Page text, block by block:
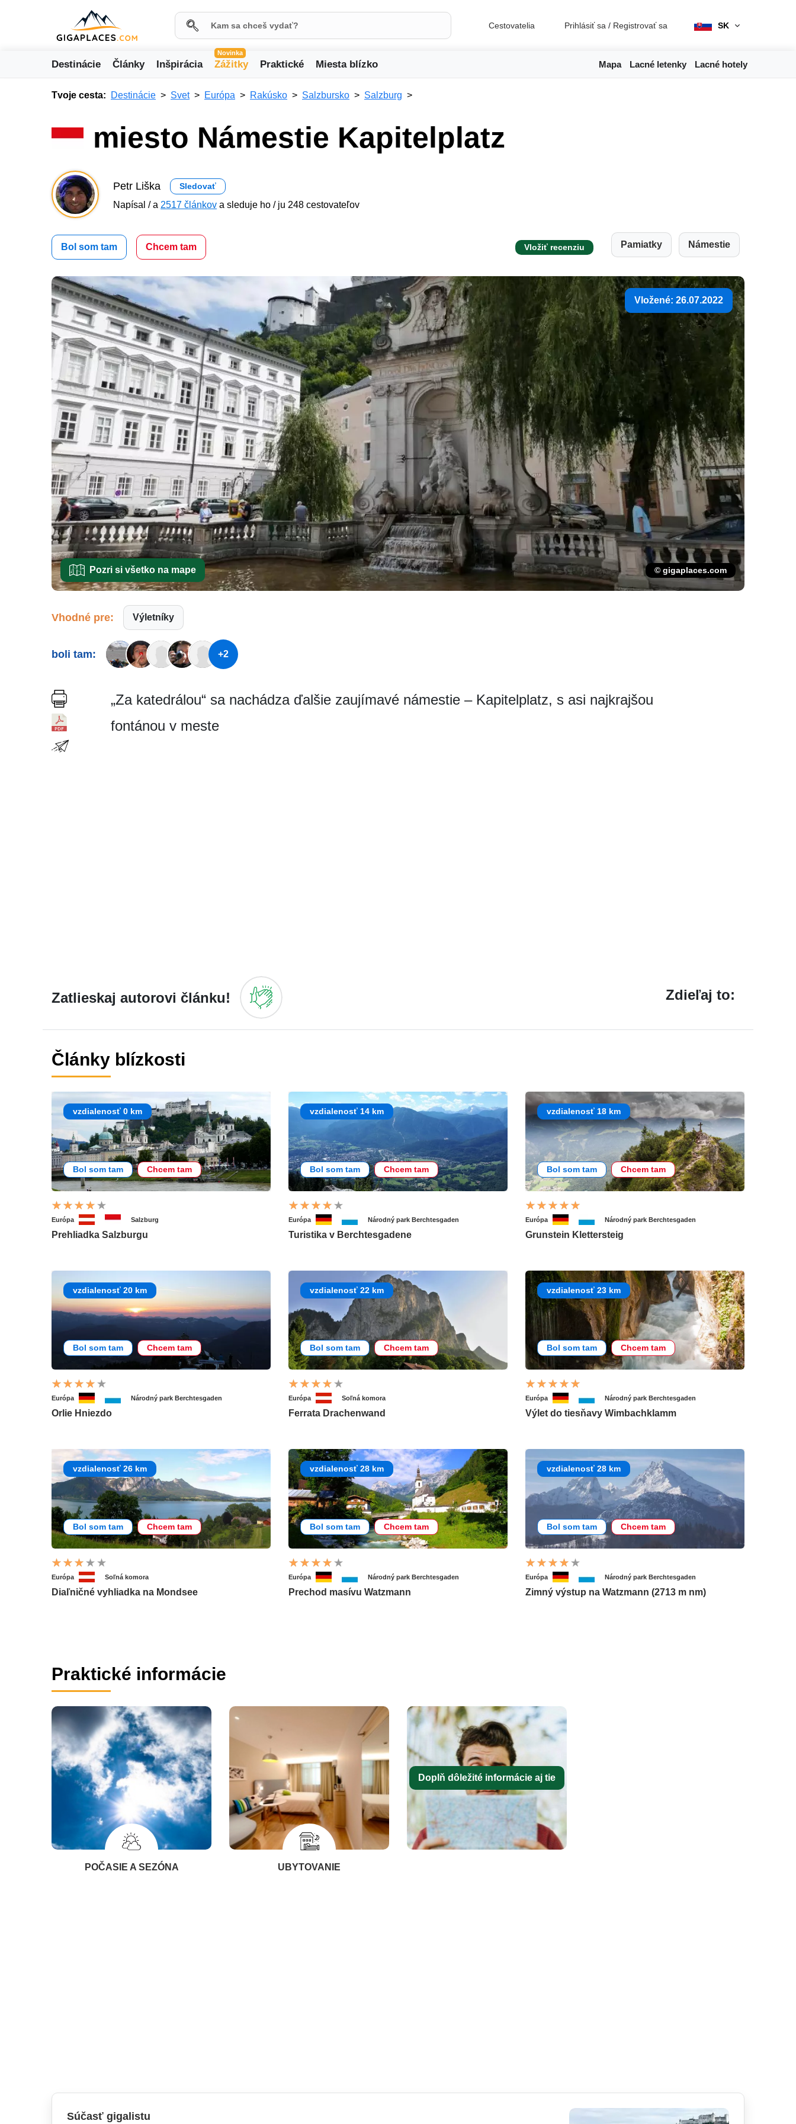
Cestovatelia Prihlásiť sa / Registrovať sa SK
Destinácie Články Inšpirácia
Novinka
Zážitky Praktické Miesta blízko Mapa Lacné letenky Lacné hotely
Tvoje cesta: Destinácie Svet Európa Rakúsko Salzbursko Salzburg
miesto Námestie Kapitelplatz
Petr Liška Sledovať
Napísal / a 2517 článkov a sleduje ho / ju 248 cestovateľov
Bol som tam Chcem tam Vložiť recenziu Pamiatky Námestie
Vložené: 26.07.2022
Pozri si všetko na mape © gigaplaces.com
Vhodné pre: Výletníky
boli tam: +2
„Za katedrálou“ sa nachádza ďalšie zaujímavé námestie – Kapitelplatz, s asi najkrajšou
fontánou v meste
Zatlieskaj autorovi článku! Zdieľaj to:
Články blízkosti
vzdialenosť 0 km
Bol som tam Chcem tam
Európa Salzburg
Prehliadka Salzburgu
vzdialenosť 14 km
Bol som tam Chcem tam
Európa Národný park Berchtesgaden
Turistika v Berchtesgadene
vzdialenosť 18 km
Bol som tam Chcem tam
Európa Národný park Berchtesgaden
Grunstein Klettersteig
vzdialenosť 20 km
Bol som tam Chcem tam
Európa Národný park Berchtesgaden
Orlie Hniezdo
vzdialenosť 22 km
Bol som tam Chcem tam
Európa Soľná komora
Ferrata Drachenwand
vzdialenosť 23 km
Bol som tam Chcem tam
Európa Národný park Berchtesgaden
Výlet do tiesňavy Wimbachklamm
vzdialenosť 26 km
Bol som tam Chcem tam
Európa Soľná komora
Diaľničné vyhliadka na Mondsee
vzdialenosť 28 km
Bol som tam Chcem tam
Európa Národný park Berchtesgaden
Prechod masívu Watzmann
vzdialenosť 28 km
Bol som tam Chcem tam
Európa Národný park Berchtesgaden
Zimný výstup na Watzmann (2713 m nm)
Praktické informácie
POČASIE A SEZÓNA UBYTOVANIE
Doplň dôležité informácie aj tie
Súčasť gigalistu